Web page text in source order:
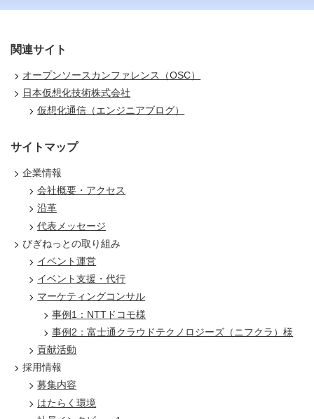
関連サイト
オープンソースカンファレンス（OSC）
日本仮想化技術株式会社
仮想化通信（エンジニアブログ）
サイトマップ
企業情報
会社概要・アクセス
沿革
代表メッセージ
びぎねっとの取り組み
イベント運営
イベント支援・代行
マーケティングコンサル
事例1：NTTドコモ様
事例2：富士通クラウドテクノロジーズ（ニフクラ）様
貢献活動
採用情報
募集内容
はたらく環境